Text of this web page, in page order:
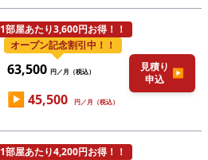
オープン記念割引中！！
1部屋あたり3,600円お得！！
63,500 円／月（税込）
▶ 45,500 円／月（税込）
見積り
申込
▶
1部屋あたり4,200円お得！！